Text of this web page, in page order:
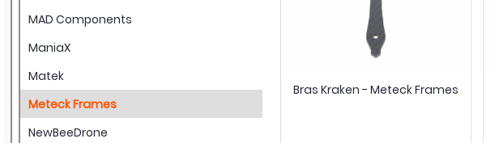
MAD Components
ManiaX
Matek
Meteck Frames
NewBeeDrone
Bras Kraken - Meteck Frames